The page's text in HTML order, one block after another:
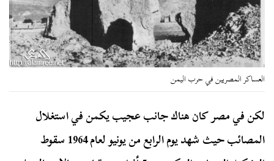
العساكر المصريين في حرب اليمن
لكن في مصر كان هناك جانب عجيب يكمن في استغلال
المصائب حيث شهد يوم الرابع من يونيو لعام 1964 سقوط